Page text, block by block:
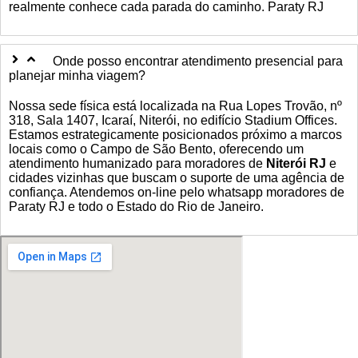
realmente conhece cada parada do caminho. Paraty RJ
Onde posso encontrar atendimento presencial para
planejar minha viagem?
Nossa sede física está localizada na Rua Lopes Trovão, nº
318, Sala 1407, Icaraí, Niterói, no edifício Stadium Offices.
Estamos estrategicamente posicionados próximo a marcos
locais como o Campo de São Bento, oferecendo um
atendimento humanizado para moradores de Niterói RJ e
cidades vizinhas que buscam o suporte de uma agência de
confiança. Atendemos on-line pelo whatsapp moradores de
Paraty RJ e todo o Estado do Rio de Janeiro.